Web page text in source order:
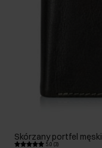
Skórzany portfel męski
5.0 (3)